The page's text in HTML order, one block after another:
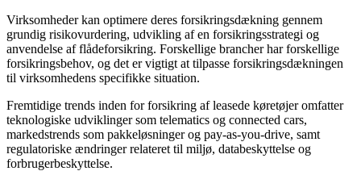
Virksomheder kan optimere deres forsikringsdækning gennem
grundig risikovurdering, udvikling af en forsikringsstrategi og
anvendelse af flådeforsikring. Forskellige brancher har forskellige
forsikringsbehov, og det er vigtigt at tilpasse forsikringsdækningen
til virksomhedens specifikke situation.
Fremtidige trends inden for forsikring af leasede køretøjer omfatter
teknologiske udviklinger som telematics og connected cars,
markedstrends som pakkeløsninger og pay-as-you-drive, samt
regulatoriske ændringer relateret til miljø, databeskyttelse og
forbrugerbeskyttelse.